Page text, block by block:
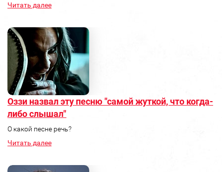
Читать далее
Оззи назвал эту песню "самой жуткой, что когда-
либо слышал"
О какой песне речь?
Читать далее